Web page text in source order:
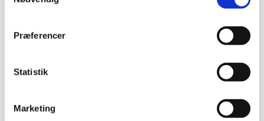
Præferencer
Statistik
Marketing
Enfamiliehuse